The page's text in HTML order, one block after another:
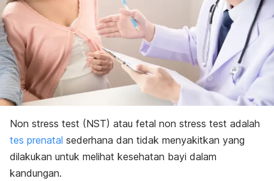
Non stress test (NST) atau fetal non stress test adalah
tes prenatal sederhana dan tidak menyakitkan yang
dilakukan untuk melihat kesehatan bayi dalam
kandungan.